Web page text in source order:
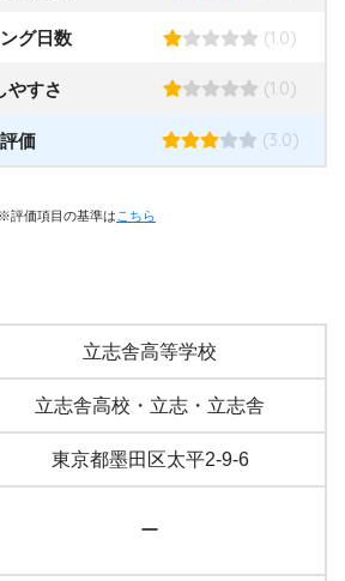
グ日数 (1.0)
やすさ (1.0)
価 (3.0)
※評価項目の基準は こちら
立志舎高等学校
立志舎高校・立志・立志舎
東京都墨田区太平2-9-6
ー